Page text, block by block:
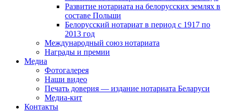
Развитие нотариата на белорусских землях в
составе Польши
Белорусский нотариат в период с 1917 по
2013 год
Международный союз нотариата
Награды и премии
Медиа
Фотогалерея
Наши видео
Печать доверия — издание нотариата Беларуси
Медиа-кит
Контакты